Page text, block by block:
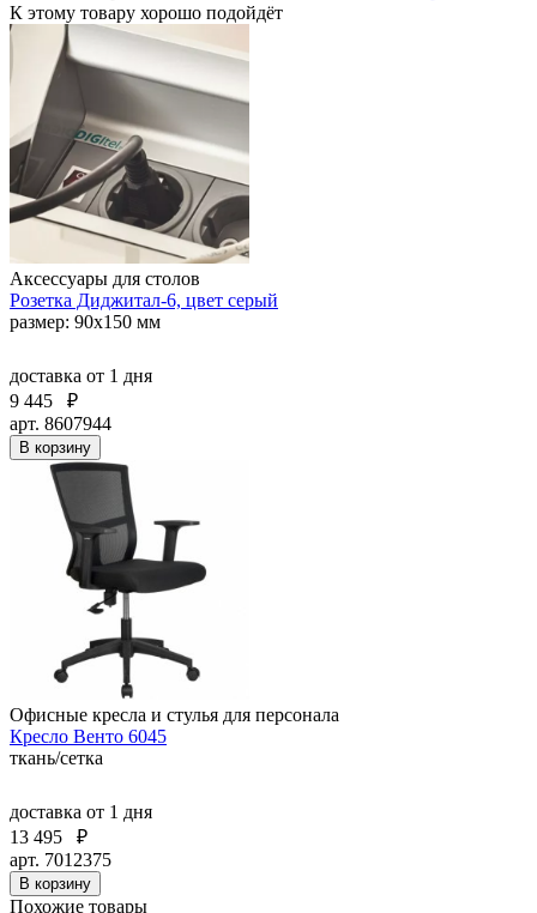
К этому товару хорошо подойдёт
Аксессуары для столов
Розетка Диджитал-6, цвет серый
размер: 90х150 мм
доставка от 1 дня
9 445
₽
арт. 8607944
В корзину
Офисные кресла и стулья для персонала
Кресло Венто 6045
ткань/сетка
доставка от 1 дня
13 495
₽
арт. 7012375
В корзину
Похожие товары